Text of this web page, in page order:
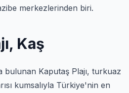
merkezlerinden biri.
Kaş
bulunan Kaputaş Plajı, turkuaz
kumsalıyla Türkiye'nin en